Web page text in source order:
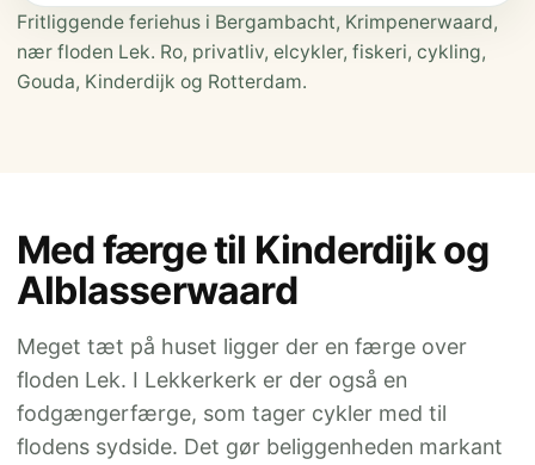
Fritliggende feriehus i Bergambacht, Krimpenerwaard,
nær floden Lek. Ro, privatliv, elcykler, fiskeri, cykling,
Gouda, Kinderdijk og Rotterdam.
Med færge til Kinderdijk og
Alblasserwaard
Meget tæt på huset ligger der en færge over
floden Lek. I Lekkerkerk er der også en
fodgængerfærge, som tager cykler med til
flodens sydside. Det gør beliggenheden markant